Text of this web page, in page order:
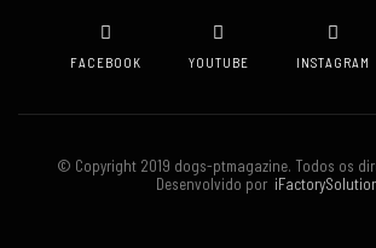
FACEBOOK YOUTUBE INSTAGRAM
© Copyright 2019 dogs-ptmagazine. Todos os
Desenvolvido por